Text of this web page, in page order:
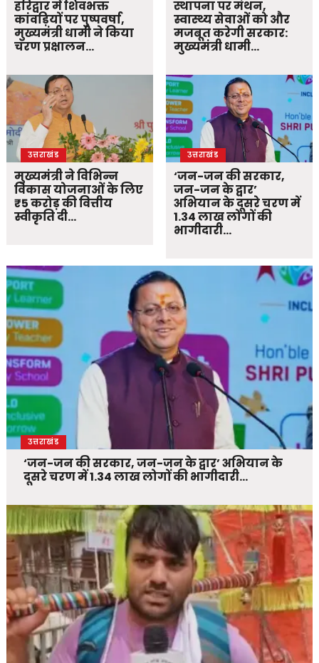
हरिद्वार में शिवभक्त
कांवड़ियों पर पुष्पवर्षा,
मुख्यमंत्री धामी ने किया
चरण प्रक्षालन…
उत्तराखंड
मुख्यमंत्री ने विभिन्न
विकास योजनाओं के लिए
₹5 करोड़ की वित्तीय
स्वीकृति दी…
स्थापना पर मंथन,
स्वास्थ्य सेवाओं को और
मजबूत करेगी सरकार:
मुख्यमंत्री धामी…
उत्तराखंड
‘जन-जन की सरकार,
जन-जन के द्वार’
अभियान के दूसरे चरण में
1.34 लाख लोगों की
भागीदारी…
उत्तराखंड
‘जन-जन की सरकार, जन-जन के द्वार’ अभियान के
दूसरे चरण में 1.34 लाख लोगों की भागीदारी…